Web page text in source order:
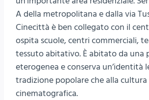
A della metropolitana e dalla via
Cinecittà è ben collegato con il
ospita scuole, centri commerciali,
tessuto abitativo. È abitato da una
eterogenea e conserva un’identità
tradizione popolare che alla cultura
cinematografica.